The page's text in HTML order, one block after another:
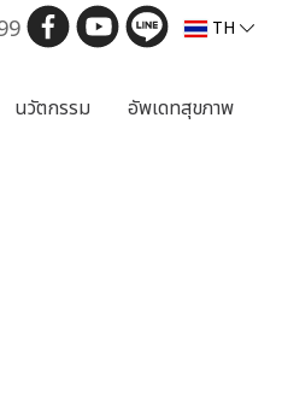
TH
นวัตกรรม อัพเดทสุขภาพ